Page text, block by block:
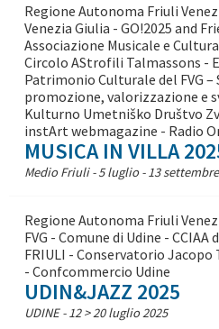
Regione Autonoma Friuli
Venezia Giulia - GO!2025 and
Associazione Musicale e
Circolo AStrofili Talmassons -
Patrimonio Culturale del FVG
promozione, valorizzazione e
Kulturno Umetniško Društvo
instArt webmagazine - Radio
MUSICA IN VILLA
Medio Friuli - 5 luglio - 13
Regione Autonoma Friuli
FVG - Comune di Udine -
FRIULI - Conservatorio Jacopo
- Confcommercio Udine
UDIN&JAZZ 2025
UDINE - 12 > 20 luglio 2025